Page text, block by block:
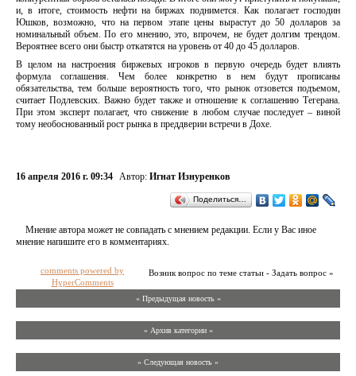
и, в итоге, стоимость нефти на биржах поднимется. Как полагает господин
Юшков, возможно, что на первом этапе цены вырастут до 50 долларов за
номинальный объем. По его мнению, это, впрочем, не будет долгим трендом.
Вероятнее всего они быстр откатятся на уровень от 40 до 45 долларов.
В целом на настроения биржевых игроков в первую очередь будет влиять
формула соглашения. Чем более конкретно в нем будут прописаны
обязательства, тем больше вероятность того, что рынок отзовется подъемом,
считает Подлевских. Важно будет также и отношение к соглашению Тегерана.
При этом эксперт полагает, что снижение в любом случае последует – виной
тому необоснованный рост рынка в преддверии встречи в Дохе.
16 апреля 2016 г. 09:34 Автор: Игнат Изнуренков
Поделиться…
Мнение автора может не совпадать с мнением редакции. Если у Вас иное
мнение напишите его в комментариях.
Возник вопрос по теме статьи - Задать вопрос »
comments powered by
HyperComments
« Предыдущая новость «
» Архив категории «
» Следующая новость »